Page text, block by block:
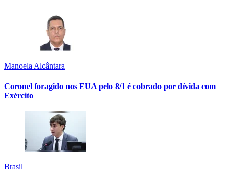
Manoela Alcântara
Coronel foragido nos EUA pelo 8/1 é cobrado por dívida com
Exército
Brasil